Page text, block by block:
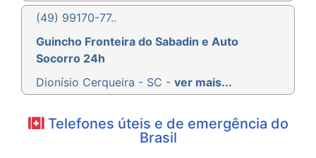
(49) 99170-77..
Guincho Fronteira do Sabadin e Auto
Socorro 24h
Dionísio Cerqueira - SC - ver mais...
Telefones úteis e de emergência do
Brasil